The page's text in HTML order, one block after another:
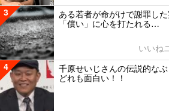
3
ある若者が命がけで謝罪し
「償い」に心を打たれる…
いいね
4
千原せいじさんの伝説的な
どれも面白い！！